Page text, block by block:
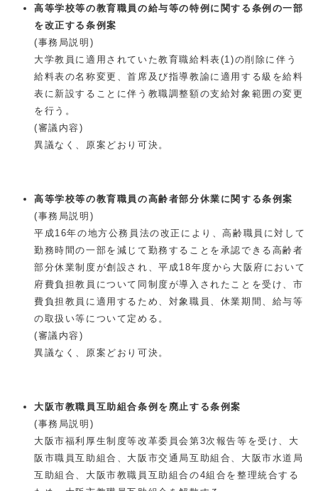
高等学校等の教育職員の給与等の特例に関する条例の一部
を改正する条例案
(事務局説明)
大学教員に適用されていた教育職給料表(1)の削除に伴う
給料表の名称変更、首席及び指導教諭に適用する級を給料
表に新設することに伴う教職調整額の支給対象範囲の変更
を行う。
(審議内容)
異議なく、原案どおり可決。
高等学校等の教育職員の高齢者部分休業に関する条例案
(事務局説明)
平成16年の地方公務員法の改正により、高齢職員に対して
勤務時間の一部を減じて勤務することを承認できる高齢者
部分休業制度が創設され、平成18年度から大阪府において
府費負担教員について同制度が導入されたことを受け、市
費負担教員に適用するため、対象職員、休業期間、給与等
の取扱い等について定める。
(審議内容)
異議なく、原案どおり可決。
大阪市教職員互助組合条例を廃止する条例案
(事務局説明)
大阪市福利厚生制度等改革委員会第3次報告等を受け、大
阪市職員互助組合、大阪市交通局互助組合、大阪市水道局
互助組合、大阪市教職員互助組合の4組合を整理統合する